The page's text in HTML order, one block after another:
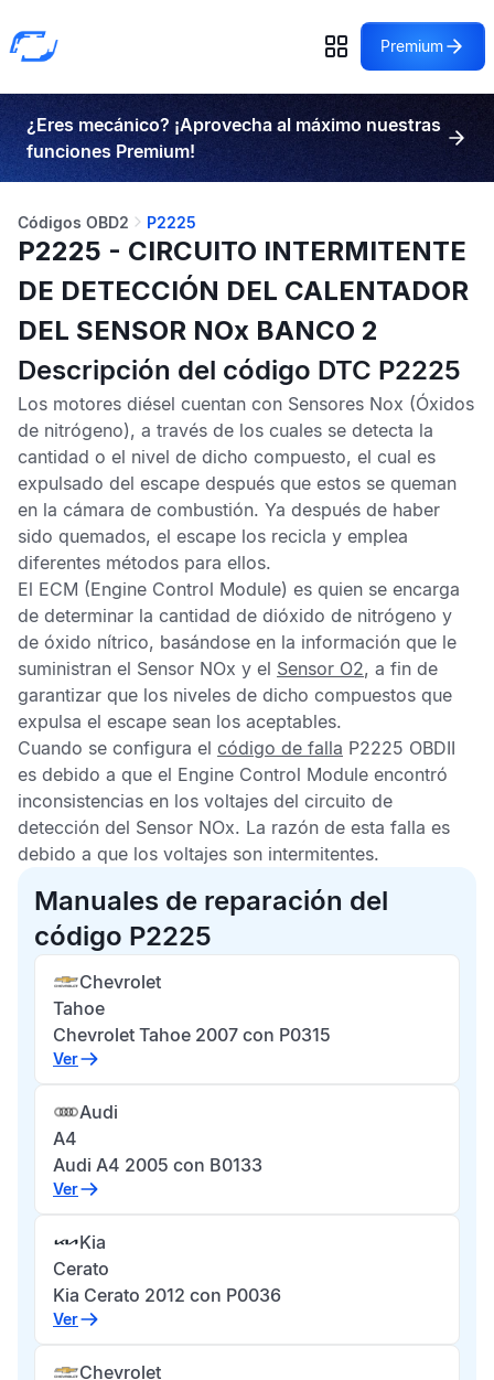
Premium
¿Eres mecánico? ¡Aprovecha al máximo nuestras
funciones Premium!
Códigos OBD2 P2225
P2225 - CIRCUITO INTERMITENTE
DE DETECCIÓN DEL CALENTADOR
DEL SENSOR NOx BANCO 2
Descripción del código DTC P2225
Los motores diésel cuentan con Sensores Nox (Óxidos
de nitrógeno), a través de los cuales se detecta la
cantidad o el nivel de dicho compuesto, el cual es
expulsado del escape después que estos se queman
en la cámara de combustión. Ya después de haber
sido quemados, el escape los recicla y emplea
diferentes métodos para ellos.
El ECM (Engine Control Module) es quien se encarga
de determinar la cantidad de dióxido de nitrógeno y
de óxido nítrico, basándose en la información que le
suministran el Sensor NOx y el Sensor O2, a fin de
garantizar que los niveles de dicho compuestos que
expulsa el escape sean los aceptables.
Cuando se configura el código de falla P2225 OBDII
es debido a que el Engine Control Module encontró
inconsistencias en los voltajes del circuito de
detección del Sensor NOx. La razón de esta falla es
debido a que los voltajes son intermitentes.
Manuales de reparación del
código P2225
Chevrolet
Tahoe
Chevrolet Tahoe 2007 con P0315
Ver
Audi
A4
Audi A4 2005 con B0133
Ver
Kia
Cerato
Kia Cerato 2012 con P0036
Ver
Chevrolet